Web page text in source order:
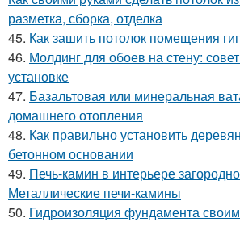
разметка, сборка, отделка
45. Как зашить потолок помещения
46. Молдинг для обоев на стену:
установке
47. Базальтовая или минеральная
домашнего отопления
48. Как правильно установить
бетонном основании
49. Печь-камин в интерьере
Металлические печи-камины
50. Гидроизоляция фундамента